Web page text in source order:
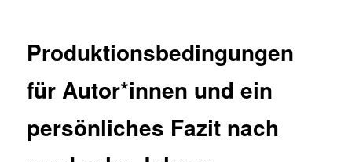
Produktionsbedingungen
für Autor*innen und ein
persönliches Fazit nach